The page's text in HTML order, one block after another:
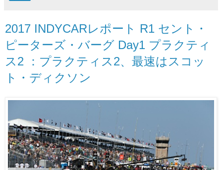
2017 INDYCARレポート R1 セント・
ピーターズ・バーグ Day1 プラクティ
ス2 ：プラクティス2、最速はスコッ
ト・ディクソン